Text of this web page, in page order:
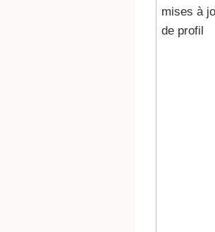
mises à
de profil